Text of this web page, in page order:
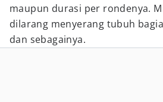
maupun durasi per rondenya.
dilarang menyerang tubuh
dan sebagainya.